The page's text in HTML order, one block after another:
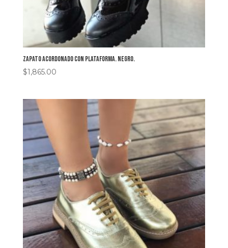
Zapato acordonado con plataforma. Negro.
$1,865.00